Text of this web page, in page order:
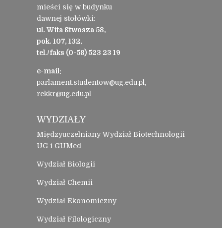
mieści się w budynku
dawnej stołówki:
ul. Wita Stwosza 58,
pok. 107, 132,
tel./faks (0-58) 523 23 19
e-mail:
parlament.studentow@ug.edu.pl,
rekkr@ug.edu.pl
WYDZIAŁY
Międzyuczelniany Wydział Biotechnologii
UG i GUMed
Wydział Biologii
Wydział Chemii
Wydział Ekonomiczny
Wydział Filologiczny